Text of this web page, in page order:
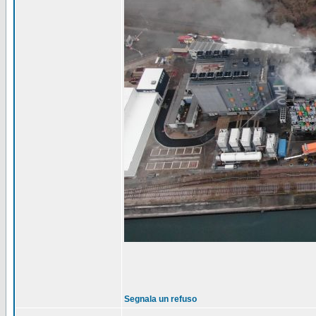
Segnala un refuso